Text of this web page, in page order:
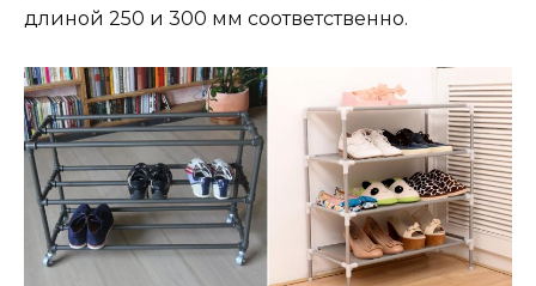
длиной 250 и 300 мм соответственно.